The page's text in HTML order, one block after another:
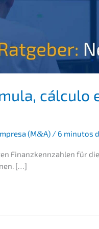
cálcu­lo
(M&A) / 6 minutos
Finanz­kenn­zah­len für
[…]